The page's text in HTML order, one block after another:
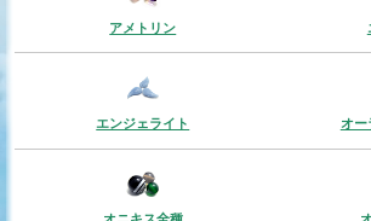
アメトリン
エンジェライト オー